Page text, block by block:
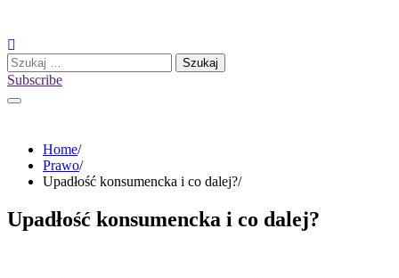
content
Szukaj:
Subscribe
Home
Prawo
Upadłość konsumencka i co dalej?
Upadłość konsumencka i co dalej?